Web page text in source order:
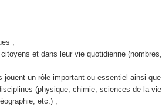
;
et dans leur vie quotidienne (nombres,
un rôle important ou essentiel ainsi
(physique, chimie, sciences de la vie,
etc.) ;